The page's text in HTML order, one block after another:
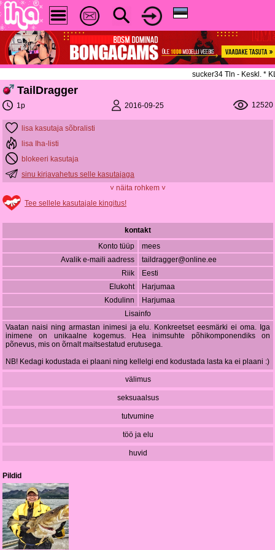
sucker34 Tln - Keskl. *
TailDragger
1p 2016-09-25 12520
lisa kasutaja sõbralisti
lisa Iha-listi
blokeeri kasutaja
sinu kirjavahetus selle kasutajaga
˅ näita rohkem ˅
Tee sellele kasutajale kingitus!
kontakt
Konto tüüp
mees
Avalik e-maili aadress
taildragger@online.ee
Riik
Eesti
Elukoht
Harjumaa
Kodulinn
Harjumaa
Lisainfo
Vaatan naisi ning armastan inimesi ja elu. Konkreetset eesmärki ei oma. Iga
inimene on unikaalne kogemus. Hea inimsuhte põhikomponendiks on
põnevus, mis on õrnalt maitsestatud erutusega.
NB! Kedagi kodustada ei plaani ning kellelgi end kodustada lasta ka ei plaani :)
välimus
seksuaalsus
tutvumine
töö ja elu
huvid
Pildid